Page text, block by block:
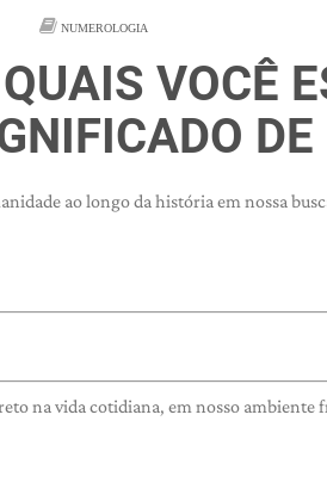
NUMEROLOGIA
VOCÊ
ao longo da história em nossa
na vida cotidiana, em nosso ambiente